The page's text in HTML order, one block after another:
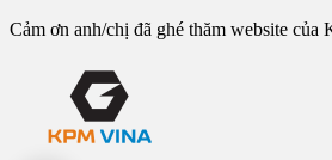
Cảm ơn anh/chị đã ghé thăm website